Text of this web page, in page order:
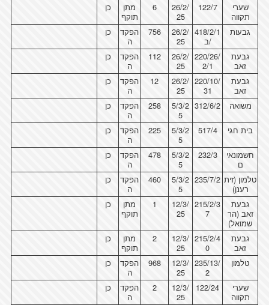
שערי
תקווה
122/7
26/2/
25
6
מתן
תוקף
כן
גבעות
418/2/1
/ב
26/2/
25
756
הפקד
ה
כן
גבעת
זאב
220/26/
2/1
26/2/
25
112
הפקד
ה
כן
גבעת
זאב
220/10/
31
26/2/
25
12
הפקד
ה
כן
משואה 312/6/2
5/3/2
5
258
הפקד
ה
כן
בית חגי 517/4
5/3/2
5
225
הפקד
ה
כן
חשמונאי
ם
232/3
5/3/2
5
478
הפקד
ה
כן
טלמון (זית
רענן)
235/7/2
5/3/2
5
460
הפקד
ה
כן
גבעת
זאב (הר
שמואל)
215/2/3
7
12/3/
25
1
מתן
תוקף
כן
גבעת
זאב
215/2/4
0
12/3/
25
2
מתן
תוקף
כן
טלמון
235/13/
2
12/3/
25
968
הפקד
ה
כן
שערי
תקווה
122/24
12/3/
25
2
הפקד
ה
כן